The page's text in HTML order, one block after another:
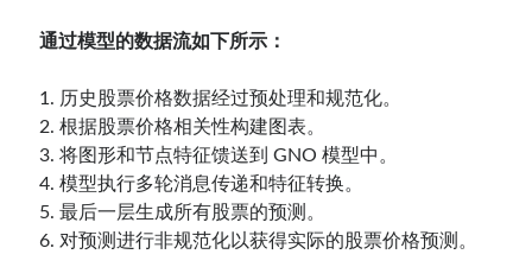
通过模型的数据流如下所示：
1. 历史股票价格数据经过预处理和规范化。
2. 根据股票价格相关性构建图表。
3. 将图形和节点特征馈送到 GNO 模型中。
4. 模型执行多轮消息传递和特征转换。
5. 最后一层生成所有股票的预测。
6. 对预测进行非规范化以获得实际的股票价格预测。